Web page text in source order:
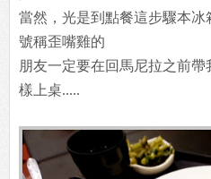
當然，光是到點餐這步驟本
號稱歪嘴雞的
朋友一定要在回馬尼拉之前
樣上桌.....